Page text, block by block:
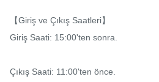
【Giriş ve Çıkış Saatleri】
Giriş Saati: 15:00'ten sonra.
Çıkış Saati: 11:00'ten önce.